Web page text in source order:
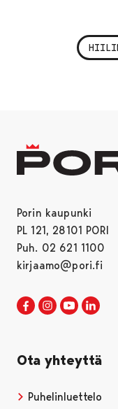
Porin kaupunki
PL 121, 28101 PORI
Puh. 02 621 1100
kirjaamo@pori.fi
Porin kaupunki
Avautuu
Porin
Avautuu
Porin
Ota yhteyttä
Puhelinluettelo